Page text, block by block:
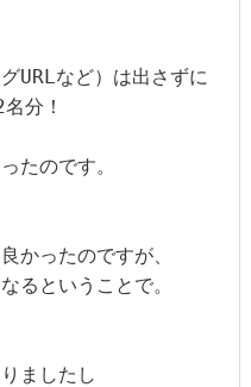
URLなど）は出さずに
分！
たのです。
かったのですが、
るということで。
ましたし